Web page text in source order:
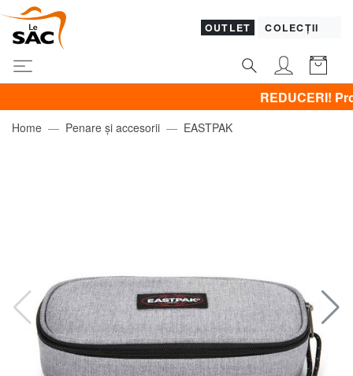
OUTLET COLECȚII
REDUCERI!
Home Penare și accesorii EASTPAK